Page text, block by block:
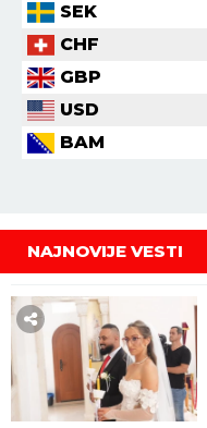
SEK
CHF
GBP
USD
BAM
NAJNOVIJE VESTI